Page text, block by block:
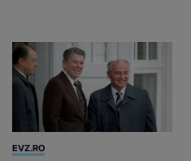
EVZ.RO